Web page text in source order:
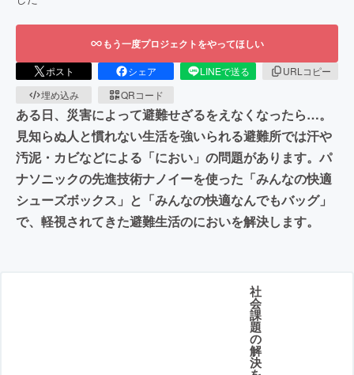
もう一度プロジェクトをやってほしい
ポスト シェア LINEで送る
URLコピー
埋め込み
QRコード
ある日、災害によって避難せざるをえなくなったら…。
見知らぬ人と慣れない生活を強いられる避難所では汗や
汚泥・カビなどによる「におい」の問題があります。パ
ナソニックの先進技術ナノイーを使った「みんなの快適
シューズボックス」と「みんなの快適なんでもバッグ」
で、軽視されてきた避難生活のにおいを解決します。
社
会
課
題
の
解
決